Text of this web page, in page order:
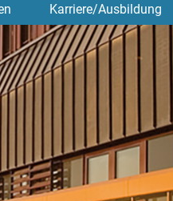
Karriere/Ausbildung